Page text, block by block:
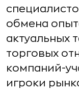
обмена
актуальных
торговых
компаний-
игроки